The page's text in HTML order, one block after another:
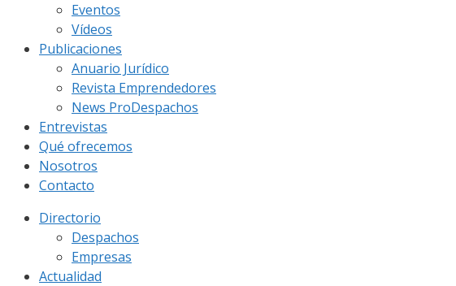
Eventos
Vídeos
Publicaciones
Anuario Jurídico
Revista Emprendedores
News ProDespachos
Entrevistas
Qué ofrecemos
Nosotros
Contacto
Directorio
Despachos
Empresas
Actualidad